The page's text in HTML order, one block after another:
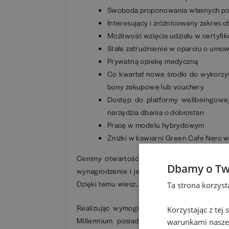
Swoboda proponowania własnych
Interesujący i zróżnicowany zakres
Możliwość wzięcia udziału w
Stałe zatrudnienie w oparciu o
Prywatną opiekę medyczną
Co kwartał nowe środki do
bony zakupowe lub vouchery
Dostęp do platformy
narzędzia dbania o dobrostan
Pracę w modelu hybrydowym
Zniżki w kawiarni Green Cafe Nero
Cenimy otwartość – dlatego szczegółowy
wynagrodzenie i jego elementy, znajdziesz
Dzięki temu wiesz, czego się spodziewać na
Realizując wymogi określone w art. 24
Millennium posiada procedurę dotyczącą
Dbamy o
Ta strona
Korzystając z tej
warunkami